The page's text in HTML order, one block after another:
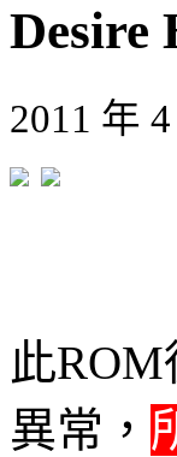
Desire
2011 年
此
異常，